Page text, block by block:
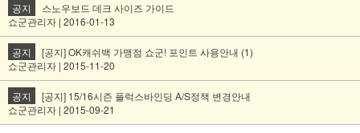
공지
스노우보드 데크 사이즈 가이드
쇼군관리자 | 2016-01-13
공지
[공지] OK캐쉬백 가맹점 쇼군! 포인트 사용안내 (1)
쇼군관리자 | 2015-11-20
공지
[공지] 15/16시즌 플럭스바인딩 A/S정책 변경안내
쇼군관리자 | 2015-09-21